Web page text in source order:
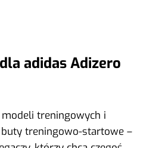
adidas Adizero
modeli treningowych i
treningowo-startowe –